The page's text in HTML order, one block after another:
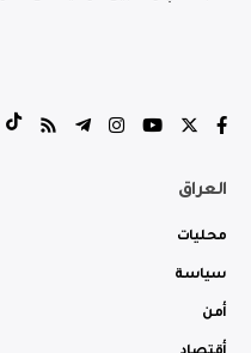
العراق
محليات
سياسة
أمن